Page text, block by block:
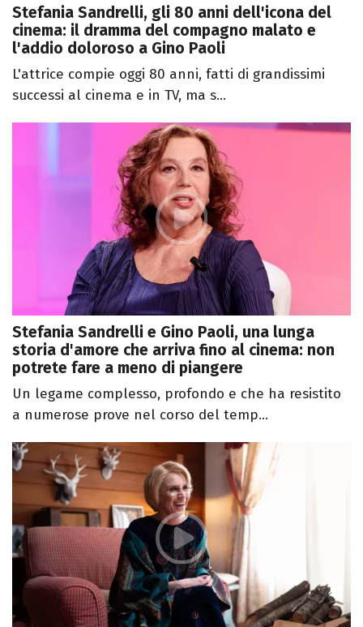
Stefania Sandrelli, gli 80 anni dell'icona del
cinema: il dramma del compagno malato e
l'addio doloroso a Gino Paoli
L'attrice compie oggi 80 anni, fatti di grandissimi
successi al cinema e in TV, ma s...
Stefania Sandrelli e Gino Paoli, una lunga
storia d'amore che arriva fino al cinema: non
potrete fare a meno di piangere
Un legame complesso, profondo e che ha resistito
a numerose prove nel corso del temp...